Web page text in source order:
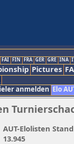
FAI FIN FRA GER GRE INA
Pictures
anmelden Elo
AUT-Elolisten
13.945